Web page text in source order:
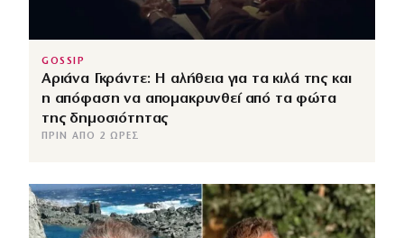
GOSSIP
Αριάνα Γκράντε: Η αλήθεια για τα κιλά της και
η απόφαση να απομακρυνθεί από τα φώτα
της δημοσιότητας
ΠΡΙΝ ΑΠΌ 2 ΏΡΕΣ